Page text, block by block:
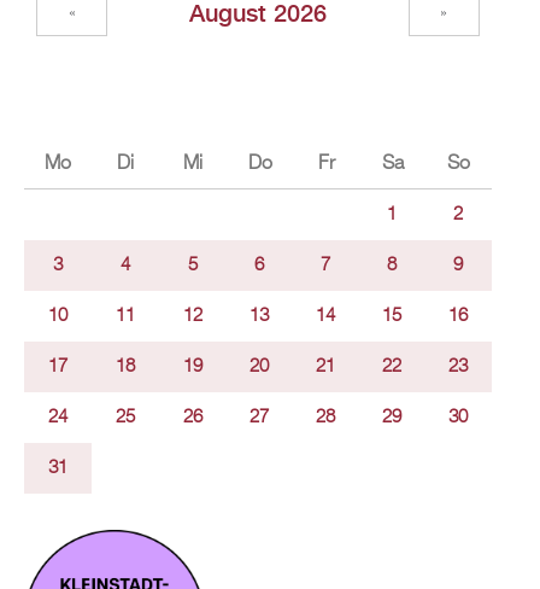
Au­gust 2026
« »
Mo Di Mi Do Fr Sa So
1 2
3 4 5 6 7 8 9
10 11 12 13 14 15 16
17 18 19 20 21 22 23
24 25 26 27 28 29 30
31